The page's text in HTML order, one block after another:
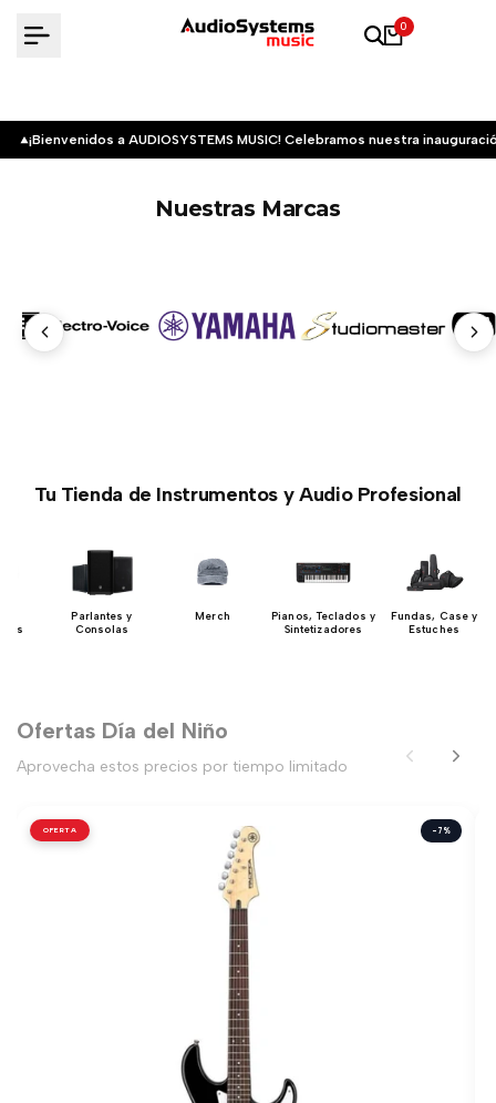
0
¡Bienvenidos a AUDIOSYSTEMS MUSIC! Celebramos nuestra
Nuestras Marcas
Tu Tienda de Instrumentos y Audio Profesional
Parlantes y
Consolas
Merch
Pianos, Teclados y
Sintetizadores
Fundas, Case y
Estuches
Ofertas Día del Niño
Aprovecha estos precios por tiempo limitado
OFERTA -7%